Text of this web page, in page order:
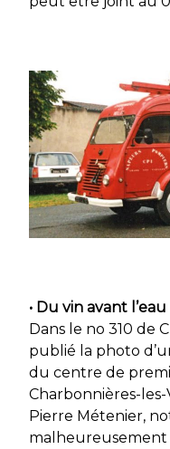
• Du vin avant l’eau
Dans le no 310 de
publié la photo
du centre de
Charbonnières-
Pierre Métenier,